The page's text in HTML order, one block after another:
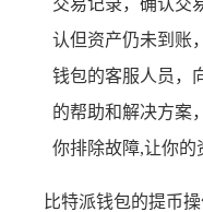
认但资产仍未到账
钱包的客服人员，
的帮助和解决方案
你排除故障,让你的
比特派钱包的提币